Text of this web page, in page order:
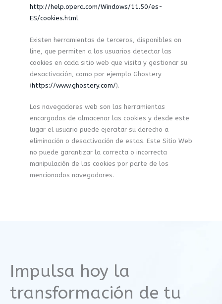
http://help.opera.com/Windows/11.50/es-
ES/cookies.html
Existen herramientas de terceros, disponibles on
line, que permiten a los usuarios detectar las
cookies en cada sitio web que visita y gestionar su
desactivación, como por ejemplo Ghostery
(https://www.ghostery.com/).
Los navegadores web son las herramientas
encargadas de almacenar las cookies y desde este
lugar el usuario puede ejercitar su derecho a
eliminación o desactivación de estas. Este Sitio Web
no puede garantizar la correcta o incorrecta
manipulación de las cookies por parte de los
mencionados navegadores.
Impulsa hoy la
transformación de tu